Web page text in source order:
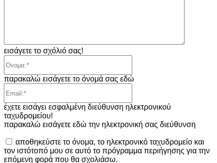
εισάγετε το σχόλιό σας!
παρακαλώ εισάγετε το όνομά σας εδώ
έχετε εισάγει εσφαλμένη διεύθυνση ηλεκτρονικού
ταχυδρομείου!
παρακαλώ εισάγετε εδώ την ηλεκτρονική σας διεύθυνση
αποθηκεύστε το όνομα, το ηλεκτρονικό ταχυδρομείο και
τον ιστότοπό μου σε αυτό το πρόγραμμα περιήγησης για την
επόμενη φορά που θα σχολιάσω.